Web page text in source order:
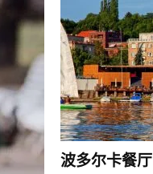
波多尔卡餐厅